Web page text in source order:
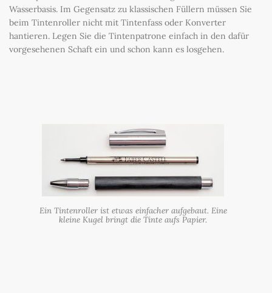
Wasserbasis. Im Gegensatz zu klassischen Füllern müssen Sie
beim Tintenroller nicht mit Tintenfass oder Konverter
hantieren. Legen Sie die Tintenpatrone einfach in den dafür
vorgesehenen Schaft ein und schon kann es losgehen.
Ein Tintenroller ist etwas einfacher aufgebaut. Eine
kleine Kugel bringt die Tinte aufs Papier.